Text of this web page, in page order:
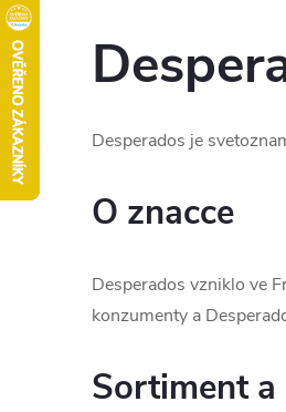
Desperados je
O znacce
Desperados vzniklo ve
konzumenty a
Sortiment a